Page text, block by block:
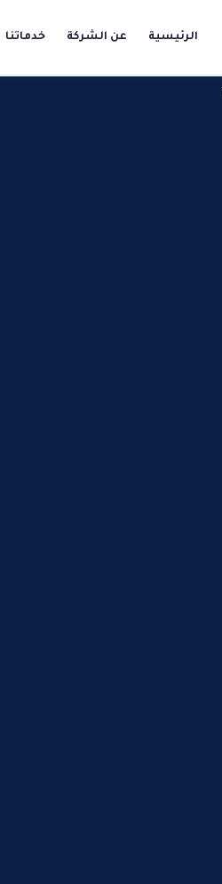
الرئيسية عن الشركة خدماتنا